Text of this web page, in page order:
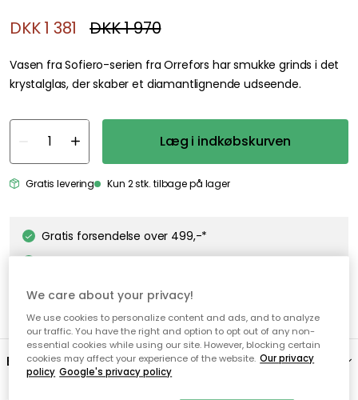
DKK 1 381 DKK 1 970
Vasen fra Sofiero-serien fra Orrefors har smukke grinds i det
krystalglas, der skaber et diamantlignende udseende.
Læg i indkøbskurven
Gratis levering Kun 2 stk. tilbage på lager
Gratis forsendelse over 499,-*
Hurtige og fleksible leverancer
Nem checkout med MobilePay
Beskrivelse
We care about your privacy!
We use cookies to personalize content and ads, and to analyze
our traffic. You have the right and option to opt out of any non-
essential cookies while using our site. However, blocking certain
cookies may affect your experience of the website. Our privacy
policy Google's privacy policy